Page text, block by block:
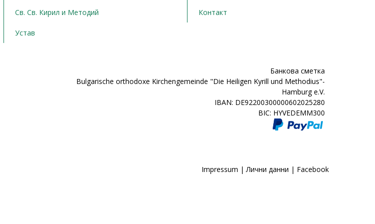
Св. Св. Кирил и Методий
Устав
Контакт
Банкова сметка
Bulgarische orthodoxe Kirchengemeinde "Die Heiligen Kyrill und Methodius"-
Hamburg e.V.
IBAN: DE92200300000602025280
BIC: HYVEDEMM300
Impressum |Лични данни | Facebook